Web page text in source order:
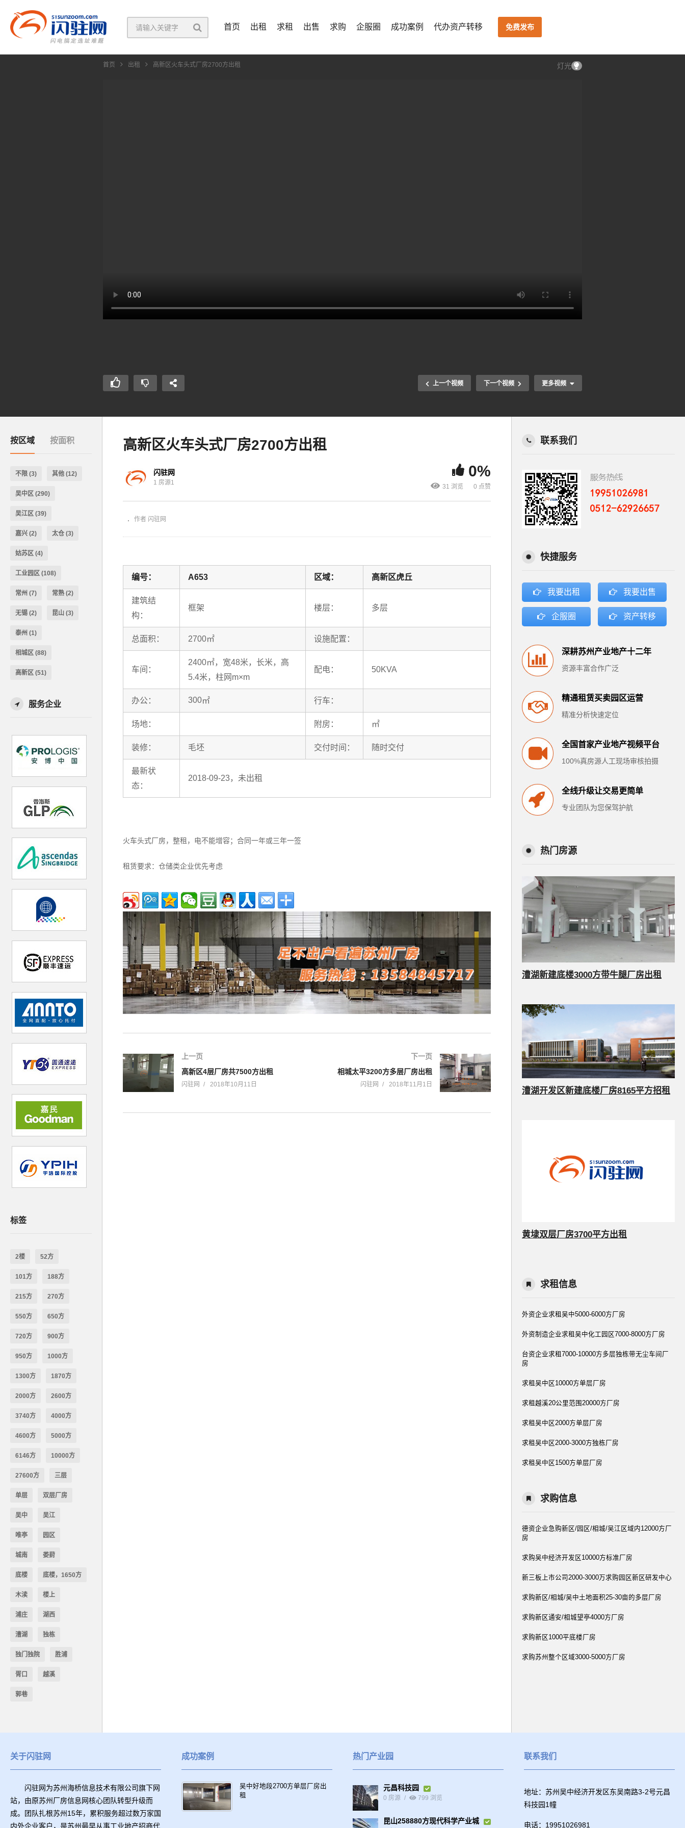
首页 出租 求租 出售 求购 企服圈 成功案例 代办资产转移 免费发布
首页 出租 高新区火车头式厂房2700方出租 灯光
上一个视频 下一个视频 更多视频
按区域 按面积
不限 (3) 其他 (12)
吴中区 (290)
吴江区 (39)
嘉兴 (2) 太仓 (3)
姑苏区 (4)
工业园区 (108)
常州 (7) 常熟 (2)
无锡 (2) 昆山 (3)
泰州 (1)
相城区 (88)
高新区 (51)
服务企业
标签
2楼 52方
101方 188方
215方 270方
550方 650方
720方 900方
950方 1000方
1300方 1870方
2000方 2600方
3740方 4000方
4600方 5000方
6146方 10000方
27600方 三层
单层 双层厂房
吴中 吴江
唯亭 园区
城南 娄葑
底楼 底楼，1650方
木渎 楼上
浦庄 湖西
漕湖 独栋
独门独院 胜浦
胥口 越溪
郭巷
高新区火车头式厂房2700方出租
闪驻网
1 房源1
0%
31 浏览 0 点赞
作者 闪驻网
编号： A653 区域： 高新区虎丘
建筑结
构：
框架 楼层： 多层
总面积： 2700㎡ 设施配置：
车间：
2400㎡，宽48米，长米，高
5.4米，柱网m×m
配电： 50KVA
办公： 300㎡ 行车：
场地： 附房： ㎡
装修： 毛坯 交付时间： 随时交付
最新状
态：
2018-09-23，未出租
火车头式厂房，整租，电不能增容；合同一年或三年一签
租赁要求：仓储类企业优先考虑
上一页
高新区4层厂房共7500方出租
闪驻网 2018年10月11日
下一页
相城太平3200方多层厂房出租
闪驻网 2018年11月1日
联系我们
快捷服务
我要出租 我要出售
企服圈 资产转移
深耕苏州产业地产十二年
资源丰富合作广泛
精通租赁买卖园区运营
精准分析快速定位
全国首家产业地产视频平台
100%真房源人工现场审核拍摄
全线升级让交易更简单
专业团队为您保驾护航
热门房源
漕湖新建底楼3000方带牛腿厂房出租
漕湖开发区新建底楼厂房8165平方招租
黄埭双层厂房3700平方出租
求租信息
外资企业求租吴中5000-6000方厂房
外资制造企业求租吴中化工园区7000-8000方厂房
台资企业求租7000-10000方多层独栋带无尘车间厂
房
求租吴中区10000方单层厂房
求租越溪20公里范围20000方厂房
求租吴中区2000方单层厂房
求租吴中区2000-3000方独栋厂房
求租吴中区1500方单层厂房
求购信息
德资企业急购新区/园区/相城/吴江区域内12000方厂
房
求购吴中经济开发区10000方标准厂房
新三板上市公司2000-3000万求购园区新区研发中心
求购新区/相城/吴中土地面积25-30亩的多层厂房
求购新区通安/相城望亭4000方厂房
求购新区1000平底楼厂房
求购苏州整个区域3000-5000方厂房
关于闪驻网
闪驻网为苏州海桥信息技术有限公司旗下网
站，由原苏州厂房信息网核心团队转型升级而
成。团队扎根苏州15年，累积服务超过数万家国
内外企业客户，是苏州最早从事工业地产招商代
成功案例
吴中好地段2700方单层厂房出
租
热门产业园
元昌科技园
0 房源 799 浏览
昆山258880方现代科学产业城
联系我们
地址：苏州吴中经济开发区东吴南路3-2号元昌
科技园1幢
电话：19951026981